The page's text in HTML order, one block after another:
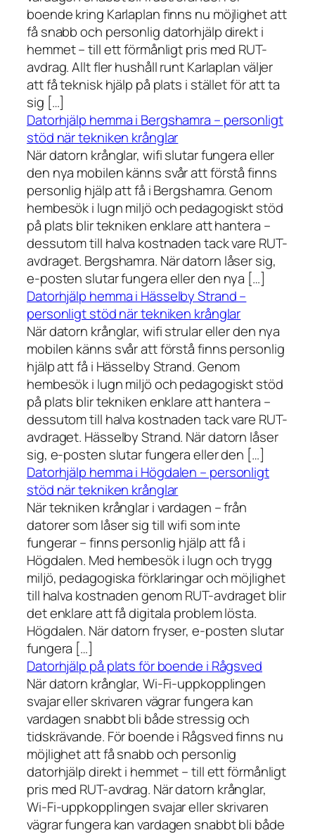
boende kring Karlaplan finns nu möjlighet att
få snabb och personlig datorhjälp direkt i
hemmet – till ett förmånligt pris med RUT-
avdrag. Allt fler hushåll runt Karlaplan väljer
att få teknisk hjälp på plats i stället för att ta
sig […]
Datorhjälp hemma i Bergshamra – personligt
stöd när tekniken krånglar
När datorn krånglar, wifi slutar fungera eller
den nya mobilen känns svår att förstå finns
personlig hjälp att få i Bergshamra. Genom
hembesök i lugn miljö och pedagogiskt stöd
på plats blir tekniken enklare att hantera –
dessutom till halva kostnaden tack vare RUT-
avdraget. Bergshamra. När datorn låser sig,
e-posten slutar fungera eller den nya […]
Datorhjälp hemma i Hässelby Strand –
personligt stöd när tekniken krånglar
När datorn krånglar, wifi strular eller den nya
mobilen känns svår att förstå finns personlig
hjälp att få i Hässelby Strand. Genom
hembesök i lugn miljö och pedagogiskt stöd
på plats blir tekniken enklare att hantera –
dessutom till halva kostnaden tack vare RUT-
avdraget. Hässelby Strand. När datorn låser
sig, e-posten slutar fungera eller den […]
Datorhjälp hemma i Högdalen – personligt
stöd när tekniken krånglar
När tekniken krånglar i vardagen – från
datorer som låser sig till wifi som inte
fungerar – finns personlig hjälp att få i
Högdalen. Med hembesök i lugn och trygg
miljö, pedagogiska förklaringar och möjlighet
till halva kostnaden genom RUT-avdraget blir
det enklare att få digitala problem lösta.
Högdalen. När datorn fryser, e-posten slutar
fungera […]
Datorhjälp på plats för boende i Rågsved
När datorn krånglar, Wi-Fi-uppkopplingen
svajar eller skrivaren vägrar fungera kan
vardagen snabbt bli både stressig och
tidskrävande. För boende i Rågsved finns nu
möjlighet att få snabb och personlig
datorhjälp direkt i hemmet – till ett förmånligt
pris med RUT-avdrag. När datorn krånglar,
Wi-Fi-uppkopplingen svajar eller skrivaren
vägrar fungera kan vardagen snabbt bli både